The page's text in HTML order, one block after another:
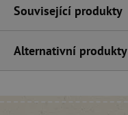
Související produkty
Alternativní produkty
Název
__cf_bm